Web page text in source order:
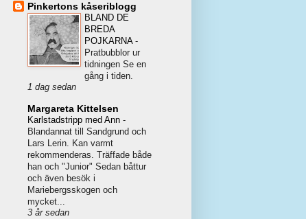
Pinkertons kåseriblogg
BLAND DE
BREDA
POJKARNA -
Pratbubblor ur
tidningen Se en
gång i tiden.
1 dag sedan
Margareta Kittelsen
Karlstadstripp med Ann -
Blandannat till Sandgrund och
Lars Lerin. Kan varmt
rekommenderas. Träffade både
han och "Junior" Sedan båttur
och även besök i
Mariebergsskogen och
mycket...
3 år sedan